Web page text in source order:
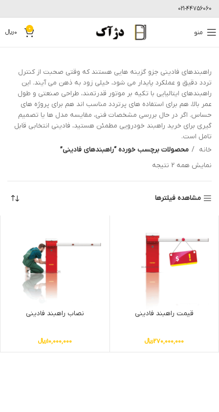
021-44756060
منو 0
0﷼
راهبندهای فادینی جزو گزینه هایی هستند که وقتی صحبت از کنترل
تردد دقیق و عملکرد پایدار می شود، خیلی زود به ذهن می آیند. این
راهبندهای ایتالیایی با تکیه بر موتور قدرتمند، طراحی صنعتی و طول
عمر بالا، هم برای استفاده های پرتردد مناسب اند هم برای پروژه های
حساس. اگر در حال بررسی مشخصات فنی، مقایسه مدل ها یا تصمیم
گیری برای خرید راهبند خودرویی مطمئن هستید، فادینی انتخابی قابل
تامل است.
خانه
محصولات برچسب خورده “راهبندهای فادینی”
نمایش همه 2 نتیجه
مشاهده فیلترها
قیمت راهبند فادینی
270,000,000﷼
نصاب راهبند فادینی
10,000,000﷼